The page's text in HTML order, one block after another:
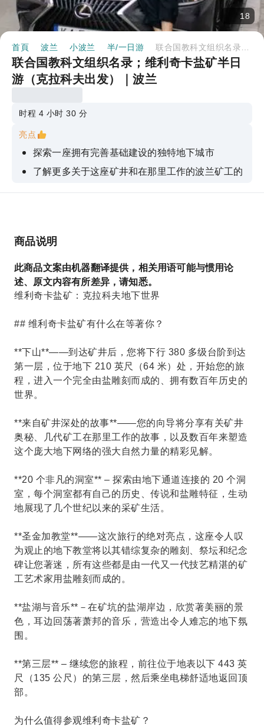
18
首頁 波兰 小波兰 半/一日游
联合国教科文组织名录；维利奇卡盐矿半日
游（克拉科夫出发）｜波兰
时程 4 小时 30 分
亮点
探索一座拥有完善基础建设的独特地下城市
了解更多关于这座矿井和在那里工作的波兰矿工的
念碑。
商品说明
此商品文案由机器翻译提供，相关用语可能与惯用论
述、原文内容有所差异，请知悉。
维利奇卡盐矿：克拉科夫地下世界
## 维利奇卡盐矿有什么在等著你？
**下山**——到达矿井后，您将下行 380 多级台阶到达
第一层，位于地下 210 英尺（64 米）处，开始您的旅
程，进入一个完全由盐雕刻而成的、拥有数百年历史的
世界。
**来自矿井深处的故事**——您的向导将分享有关矿井
奥秘、几代矿工在那里工作的故事，以及数百年来塑造
这个庞大地下网络的强大自然力量的精彩见解。
**20 个非凡的洞室** – 探索由地下通道连接的 20 个洞
室，每个洞室都有自己的历史、传说和盐雕特征，生动
地展现了几个世纪以来的采矿生活。
**圣金加教堂**——这次旅行的绝对亮点，这座令人叹
为观止的地下教堂将以其错综复杂的雕刻、祭坛和纪念
碑让您著迷，所有这些都是由一代又一代技艺精湛的矿
工艺术家用盐雕刻而成的。
**盐湖与音乐**－在矿坑的盐湖岸边，欣赏著美丽的景
色，耳边回荡著萧邦的音乐，营造出令人难忘的地下氛
围。
**第三层** – 继续您的旅程，前往位于地表以下 443 英
尺（135 公尺）的第三层，然后乘坐电梯舒适地返回顶
部。
为什么值得参观维利奇卡盐矿？